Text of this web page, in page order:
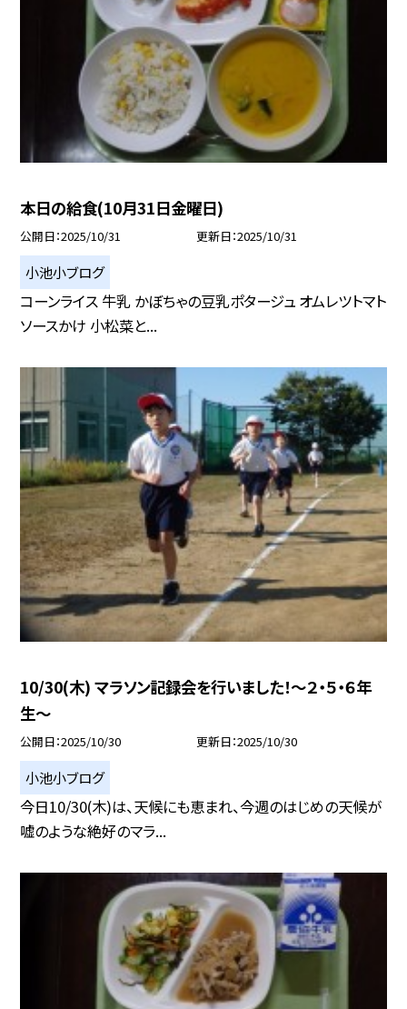
本日の給食(10月31日金曜日)
公開日 2025/10/31 更新日 2025/10/31
小池小ブログ
コーンライス 牛乳 かぼちゃの豆乳ポタージュ オムレツトマト
ソースかけ 小松菜と...
10/30(木) マラソン記録会を行いました！～２・５・６年
生～
公開日 2025/10/30 更新日 2025/10/30
小池小ブログ
今日10/30(木)は、天候にも恵まれ、今週のはじめの天候が
嘘のような絶好のマラ...